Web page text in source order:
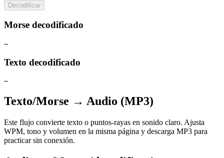
Decodificar
Morse decodificado
—
Texto decodificado
—
Texto/Morse → Audio (MP3)
Este flujo convierte texto o puntos‑rayas en sonido claro. Ajusta
WPM, tono y volumen en la misma página y descarga MP3 para
practicar sin conexión.